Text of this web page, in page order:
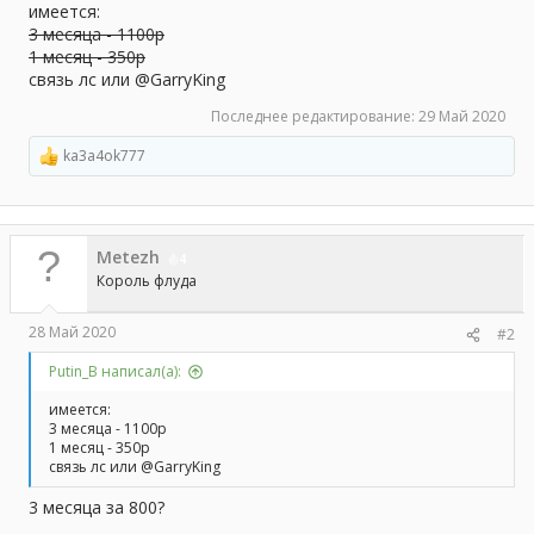
имеется:
3 месяца - 1100р
1 месяц - 350р
связь лс или @GarryKing
Последнее редактирование: 29 Май 2020
Р
е
а
к
ц
и
и
ka3a4ok777
Metezh
Король флуда
28 Май 2020
#2
Putin_B написал(а):
имеется:
3 месяца - 1100р
1 месяц - 350р
связь лс или @GarryKing
3 месяца за 800?